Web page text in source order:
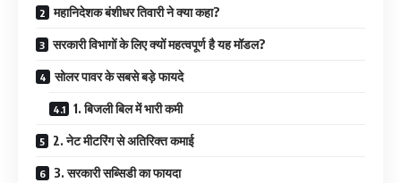
महानिदेशक बंशीधर तिवारी ने क्या कहा?
सरकारी विभागों के लिए क्यों महत्वपूर्ण है यह मॉडल?
सोलर पावर के सबसे बड़े फायदे
1. बिजली बिल में भारी कमी
2. नेट मीटरिंग से अतिरिक्त कमाई
3. सरकारी सब्सिडी का फायदा